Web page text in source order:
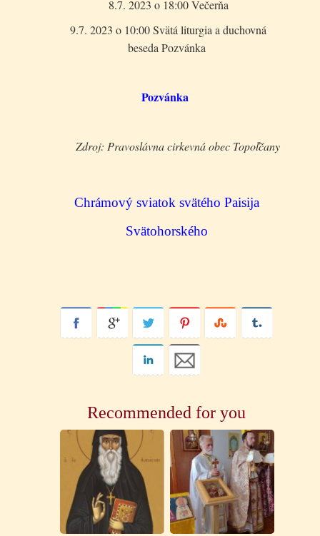
8.7. 2023 o 18:00 Večerňa
9.7. 2023 o 10:00 Svätá liturgia a duchovná
beseda Pozvánka
Pozvánka
Zdroj: Pravoslávna cirkevná obec Topoľčany
Chrámový sviatok svätého Paisija
Svätohorského
Recommended for you